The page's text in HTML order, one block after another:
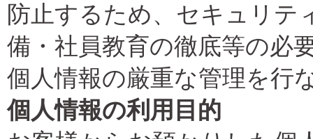
防止するため、セキュリテ
備・社員教育の徹底等の必
個人情報の厳重な管理を行
個人情報の利用目的